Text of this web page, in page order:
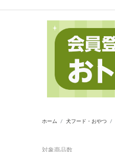
ホーム 犬フード・おやつ
対象商品数